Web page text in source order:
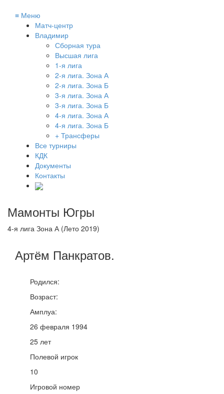
≡ Меню
Матч-центр
Владимир
Сборная тура
Высшая лига
1-я лига
2-я лига. Зона А
2-я лига. Зона Б
3-я лига. Зона А
3-я лига. Зона Б
4-я лига. Зона А
4-я лига. Зона Б
+ Трансферы
Все турниры
КДК
Документы
Контакты
Мамонты Югры
4-я лига Зона А (Лето 2019)
Артём Панкратов.
Родился:
Возраст:
Амплуа:
26 февраля 1994
25 лет
Полевой игрок
10
Игровой номер